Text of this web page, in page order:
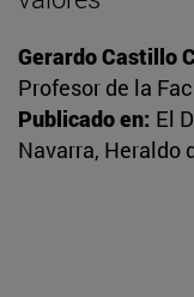
Gerardo Castillo
Profesor de la
Publicado en: El
Navarra, Heraldo